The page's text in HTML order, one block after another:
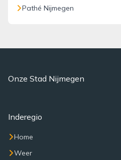
Pathé Nijmegen
Onze Stad Nijmegen
Inderegio
Home
Weer